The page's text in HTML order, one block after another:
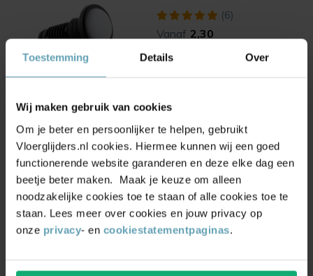
Toestemming Details Over
Wij maken gebruik van cookies
Om je beter en persoonlijker te helpen, gebruikt
Vloerglijders.nl cookies. Hiermee kunnen wij een goed
functionerende website garanderen en deze elke dag een
beetje beter maken. Maak je keuze om alleen
noodzakelijke cookies toe te staan of alle cookies toe te
staan. Lees meer over cookies en jouw privacy op
onze privacy- en cookiestatementpaginas.
(6)
Vanaf 2,30
Stoelpootdoppen inbuis
kantelbaar vilt
(19)
Vanaf 1,85